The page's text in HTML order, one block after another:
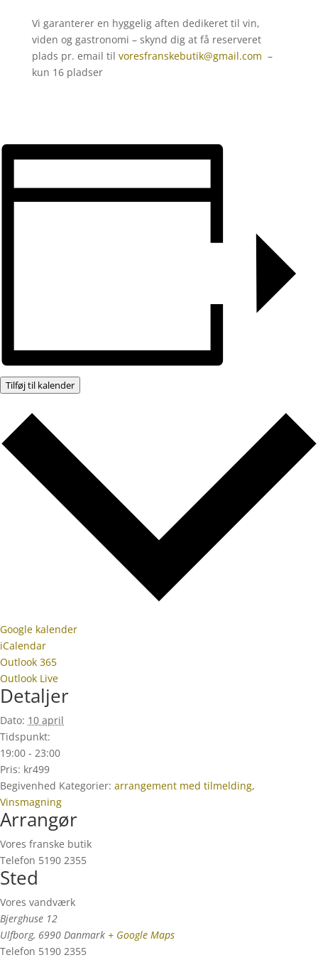
Vi garanterer en hyggelig aften dedikeret til vin,
viden og gastronomi – skynd dig at få reserveret
plads pr. email til voresfranskebutik@gmail.com –
kun 16 pladser
Tilføj til kalender
Google kalender
iCalendar
Outlook 365
Outlook Live
Detaljer
Dato: 10 april
Tidspunkt:
19:00 - 23:00
Pris: kr499
Begivenhed Kategorier: arrangement med tilmelding,
Vinsmagning
Arrangør
Vores franske butik
Telefon 5190 2355
Sted
Vores vandværk
Bjerghuse 12
Ulfborg, 6990 Danmark + Google Maps
Telefon 5190 2355